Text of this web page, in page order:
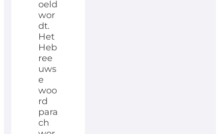
oeld
wor
dt.
Het
Heb
ree
uws
e
woo
rd
para
ch